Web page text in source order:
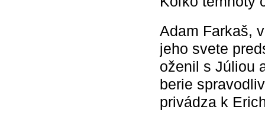
Adam Farkaš,
jeho svete
oženil s Júliou
berie
privádza k